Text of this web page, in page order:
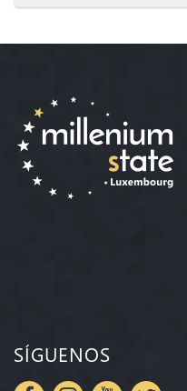
SÍGUENOS